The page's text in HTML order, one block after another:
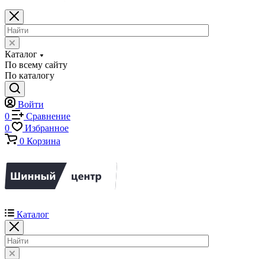
Каталог
По всему сайту
По каталогу
Войти
0
Сравнение
0
Избранное
0 Корзина
Каталог